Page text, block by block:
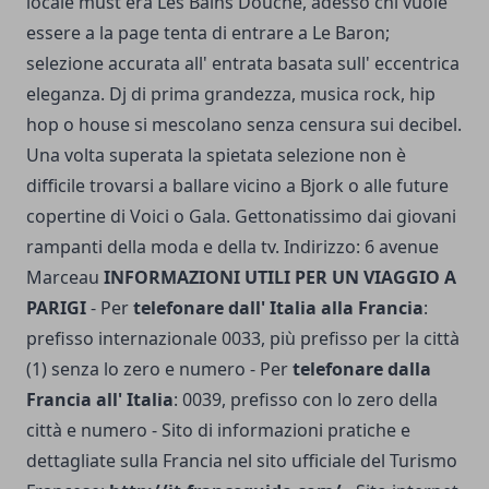
essere a la page tenta di entrare a Le Baron;
selezione accurata all' entrata basata sull' eccentrica
eleganza. Dj di prima grandezza, musica rock, hip
hop o house si mescolano senza censura sui decibel.
Una volta superata la spietata selezione non è
difficile trovarsi a ballare vicino a Bjork o alle future
copertine di Voici o Gala. Gettonatissimo dai giovani
rampanti della moda e della tv. Indirizzo: 6 avenue
Marceau INFORMAZIONI UTILI PER UN VIAGGIO A
PARIGI- Pertelefonare dall' Italia alla Francia:
prefisso internazionale 0033, più prefisso per la città
(1) senza lo zero e numero - Pertelefonare dalla
Francia all' Italia: 0039, prefisso con lo zero della
città e numero - Sito di informazioni pratiche e
dettagliate sulla Francia nel sito ufficiale del Turismo